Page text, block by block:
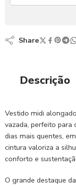
Share
Descrição
Vestido midi
vazada, perfeito
dias mais quentes,
cintura valoriza a
conforto e
O grande destaque